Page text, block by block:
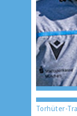
Torhüter-